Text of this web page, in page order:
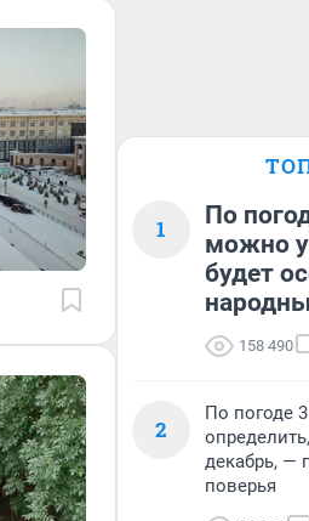
1
По
можно
будет
158 490
2
По погоде
декабрь, —
поверья